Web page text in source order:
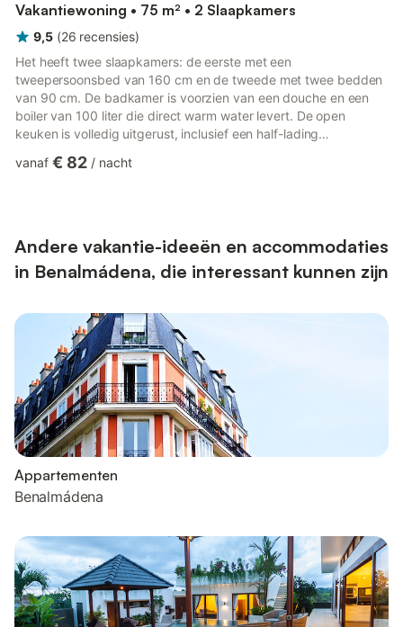
Vakantiewoning • 75 m² • 2 Slaapkamers
9,5 (26 recensies)
Het heeft twee slaapkamers: de eerste met een
tweepersoonsbed van 160 cm en de tweede met twee bedden
van 90 cm. De badkamer is voorzien van een douche en een
boiler van 100 liter die direct warm water levert. De open
keuken is volledig uitgerust, inclusief een half-lading
inductiekookplaat, broodrooster, koffiezetapparaat (capsule en
grote smart-tv, met e...
vanaf € 82 / nacht
Andere vakantie-ideeën en accommodaties
in Benalmádena, die interessant kunnen zijn
Appartementen
Benalmádena